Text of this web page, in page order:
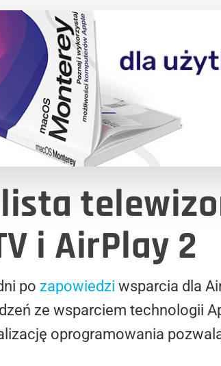
lista
i AirPlay 2
po zapowiedzi wsparcia dla
ze wsparciem technologii
oprogramowania